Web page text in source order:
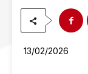
13/02/2026